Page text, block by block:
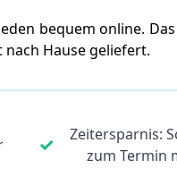
bequem online.
Hause geliefert.
✓
Zeitersparnis:
zum Termin